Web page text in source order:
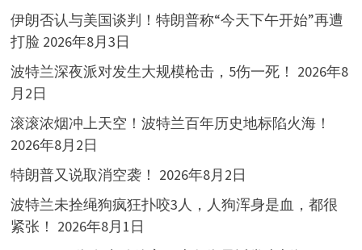
伊朗否认与美国谈判！特朗普称“今天下午开始”再遭
打脸 2026年8月3日
波特兰深夜派对发生大规模枪击，5伤一死！ 2026年8
月2日
滚滚浓烟冲上天空！波特兰百年历史地标陷火海！
2026年8月2日
特朗普又说取消空袭！ 2026年8月2日
波特兰未拴绳狗疯狂扑咬3人，人狗浑身是血，都很
紧张！ 2026年8月1日